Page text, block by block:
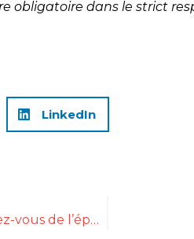
obligatoire dans le strict
LinkedIn
Gourmet Discovery : un rendez-vous de l’épicerie fine inédit en Allemagne